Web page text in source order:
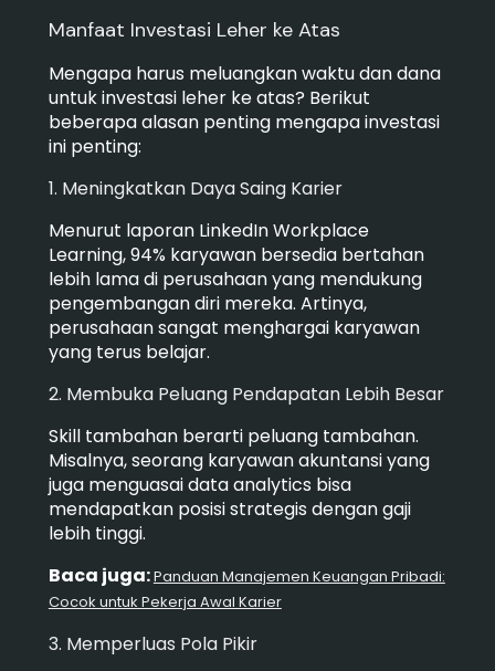
Manfaat Investasi Leher ke Atas
Mengapa harus meluangkan waktu dan dana
untuk investasi leher ke atas? Berikut
beberapa alasan penting mengapa investasi
ini penting:
1. Meningkatkan Daya Saing Karier
Menurut laporan LinkedIn Workplace
Learning, 94% karyawan bersedia bertahan
lebih lama di perusahaan yang mendukung
pengembangan diri mereka. Artinya,
perusahaan sangat menghargai karyawan
yang terus belajar.
2. Membuka Peluang Pendapatan Lebih Besar
Skill tambahan berarti peluang tambahan.
Misalnya, seorang karyawan akuntansi yang
juga menguasai data analytics bisa
mendapatkan posisi strategis dengan gaji
lebih tinggi.
Baca juga:Panduan Manajemen Keuangan Pribadi:
Cocok untuk Pekerja Awal Karier
3. Memperluas Pola Pikir